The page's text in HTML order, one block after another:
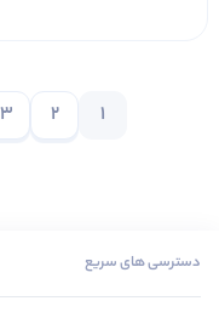
1
2
3
دسترسی های سریع